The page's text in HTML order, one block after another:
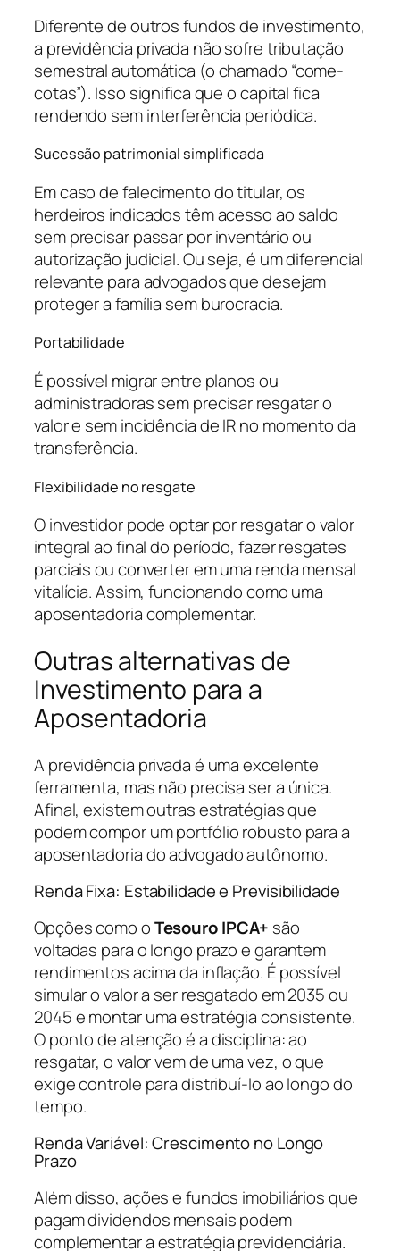
Diferente de outros fundos de investimento,
a previdência privada não sofre tributação
semestral automática (o chamado “come-
cotas”). Isso significa que o capital fica
rendendo sem interferência periódica.
Sucessão patrimonial simplificada
Em caso de falecimento do titular, os
herdeiros indicados têm acesso ao saldo
sem precisar passar por inventário ou
autorização judicial. Ou seja, é um diferencial
relevante para advogados que desejam
proteger a família sem burocracia.
Portabilidade
É possível migrar entre planos ou
administradoras sem precisar resgatar o
valor e sem incidência de IR no momento da
transferência.
Flexibilidade no resgate
O investidor pode optar por resgatar o valor
integral ao final do período, fazer resgates
parciais ou converter em uma renda mensal
vitalícia. Assim, funcionando como uma
aposentadoria complementar.
Outras alternativas de
Investimento para a
Aposentadoria
A previdência privada é uma excelente
ferramenta, mas não precisa ser a única.
Afinal, existem outras estratégias que
podem compor um portfólio robusto para a
aposentadoria do advogado autônomo.
Renda Fixa: Estabilidade e Previsibilidade
Opções como oTesouro IPCA+ são
voltadas para o longo prazo e garantem
rendimentos acima da inflação. É possível
simular o valor a ser resgatado em 2035 ou
2045 e montar uma estratégia consistente.
O ponto de atenção é a disciplina: ao
resgatar, o valor vem de uma vez, o que
exige controle para distribuí-lo ao longo do
tempo.
Renda Variável: Crescimento no Longo
Prazo
Além disso, ações e fundos imobiliários que
pagam dividendos mensais podem
complementar a estratégia previdenciária.